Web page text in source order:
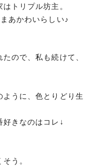
トリプル坊主。
あかわいらしい♪
ので、私も続けて、
うに、色とりどり生
きなのはコレ↓
う。